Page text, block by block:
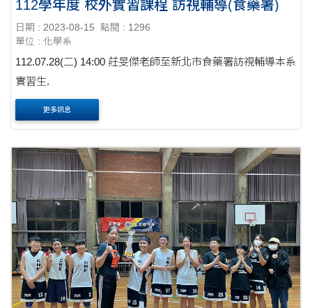
112學年度 校外實習課程 訪視輔導(食藥署)
日期 : 2023-08-15
點閱 : 1296
單位 : 化學系
112.07.28(二) 14:00 莊旻傑老師至新北市食藥署訪視輔導本系
實習生.
更多訊息